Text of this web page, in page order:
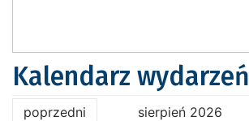
Kalendarz wydarzeń
poprzedni sierpień 2026